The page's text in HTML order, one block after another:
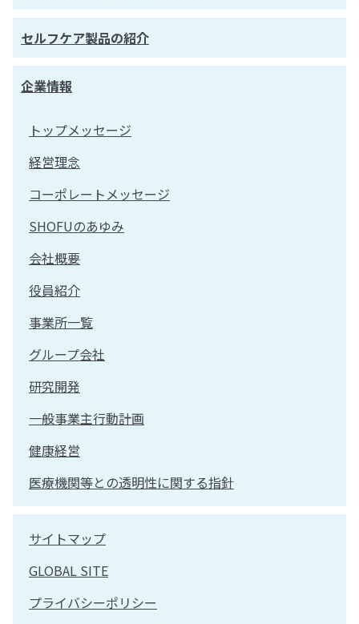
セルフケア製品の紹介
企業情報
トップメッセージ
経営理念
コーポレートメッセージ
SHOFUのあゆみ
会社概要
役員紹介
事業所一覧
グループ会社
研究開発
一般事業主行動計画
健康経営
医療機関等との透明性に関する指針
サイトマップ
GLOBAL SITE
プライバシーポリシー